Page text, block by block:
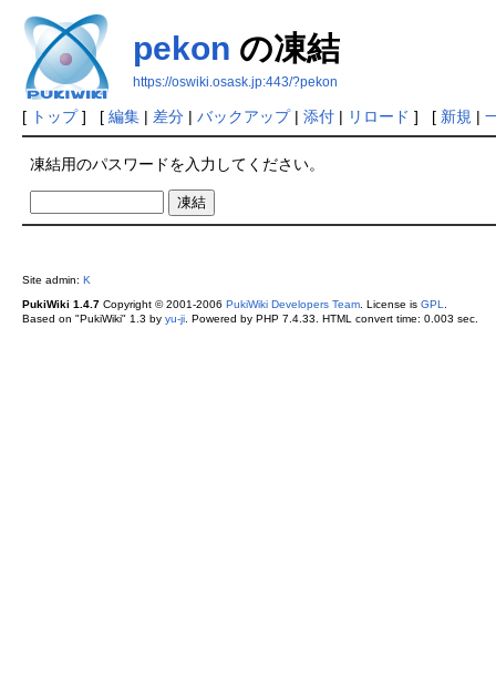
pekon の凍結
https://oswiki.osask.jp:443/?pekon
[ トップ] [ 編集| 差分| バックアップ| 添付| リロード ] [ 新規 |
凍結用のパスワードを入力してください。
Site admin: K
PukiWiki 1.4.7Copyright © 2001-2006 PukiWiki Developers Team. License is GPL.
Based on "PukiWiki" 1.3 by yu-ji. Powered by PHP 7.4.33. HTML convert time: 0.003 sec.